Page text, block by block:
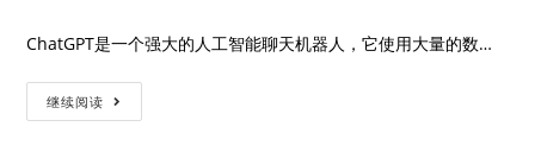
ChatGPT是一个强大的人工智能聊天机器人，它使用大量的数…
继续阅读